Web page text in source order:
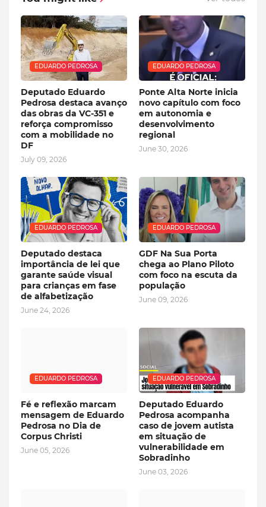
EDUARDO PEDROSA
Deputado Eduardo
Pedrosa destaca avanço
das obras da VC-351 e
reforça compromisso
com a mobilidade no
DF
July 09, 2026
EDUARDO PEDROSA
Ponte Alta Norte inicia
novo capítulo com foco
em autonomia e
desenvolvimento
regional
June 30, 2026
EDUARDO PEDROSA
Deputado destaca
importância de lei que
garante saúde visual
para crianças em fase
de alfabetização
June 24, 2026
EDUARDO PEDROSA
GDF Na Sua Porta
chega ao Plano Piloto
com foco na escuta da
população
June 09, 2026
EDUARDO PEDROSA
Fé e reflexão marcam
mensagem de Eduardo
Pedrosa no Dia de
Corpus Christi
June 05, 2026
EDUARDO PEDROSA
Deputado Eduardo
Pedrosa acompanha
caso de jovem autista
em situação de
vulnerabilidade em
Sobradinho
June 03, 2026